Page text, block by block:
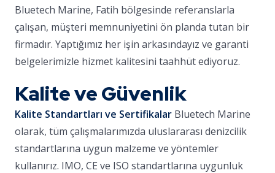
Bluetech Marine, Fatih bölgesinde referanslarla
çalışan, müşteri memnuniyetini ön planda tutan bir
firmadır. Yaptığımız her işin arkasındayız ve garanti
belgelerimizle hizmet kalitesini taahhüt ediyoruz.
Kalite ve Güvenlik
Kalite Standartları ve Sertifikalar Bluetech Marine
olarak, tüm çalışmalarımızda uluslararası denizcilik
standartlarına uygun malzeme ve yöntemler
kullanırız. IMO, CE ve ISO standartlarına uygunluk